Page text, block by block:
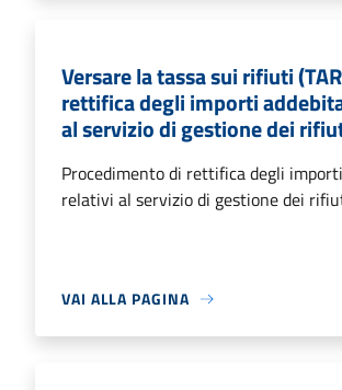
Versare la tassa sui rifiuti
rettifica degli importi
al servizio di gestione dei
Procedimento di rettifica degli
relativi al servizio di gestione dei
VAI ALLA PAGINA